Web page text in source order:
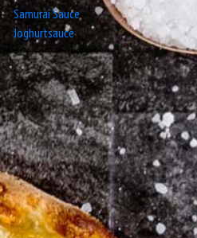
Beitrags-
Navigation
Samurai Sauce
Joghurtsauce